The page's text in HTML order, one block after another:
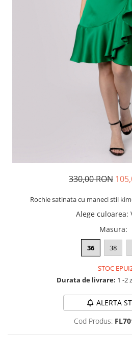
330,00 RON
Rochie satinata cu maneci stil
Alege culoarea:
Masura:
36 38
STOC
Durata de livrare: 1 -2
ALERTA
Cod Produs: